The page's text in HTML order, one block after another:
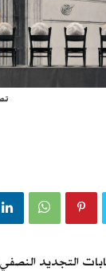
التجديد